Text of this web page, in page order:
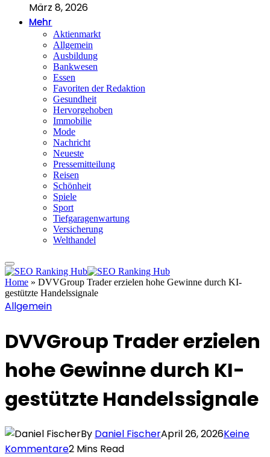
März 8, 2026
Mehr
Aktienmarkt
Allgemein
Ausbildung
Bankwesen
Essen
Favoriten der Redaktion
Gesundheit
Hervorgehoben
Immobilie
Mode
Nachricht
Neueste
Pressemitteilung
Reisen
Schönheit
Spiele
Sport
Tiefgaragenwartung
Versicherung
Welthandel
Home » DVVGroup Trader erzielen hohe Gewinne durch KI-
gestützte Handelssignale
Allgemein
DVVGroup Trader erzielen
hohe Gewinne durch KI-
gestützte Handelssignale
By Daniel FischerApril 26, 2026Keine
Kommentare2 Mins Read